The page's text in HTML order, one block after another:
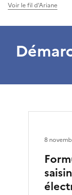
Voir le fil d'Ariane
8